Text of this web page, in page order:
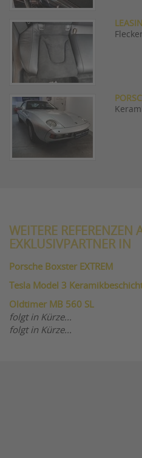
WEITERE REFERENZEN
EXKLUSIVPARTNER IN
Porsche Boxster EXTREM
Tesla Model 3
Oldtimer MB 560 SL
folgt in Kürze...
folgt in Kürze...